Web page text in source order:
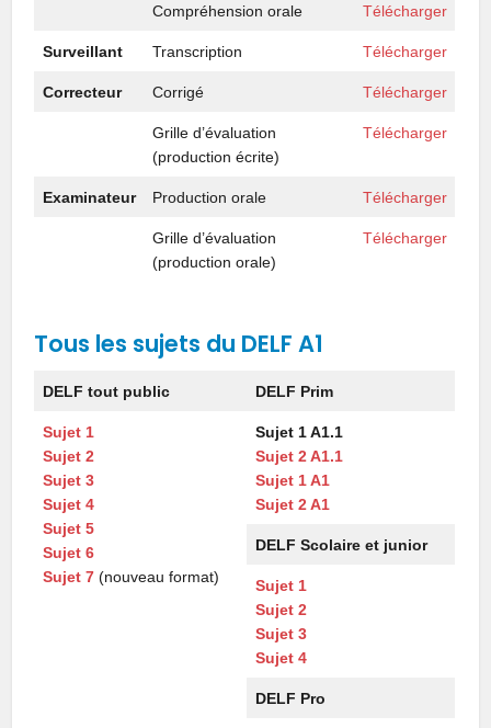
Compréhension orale Télécharger
Surveillant Transcription Télécharger
Correcteur Corrigé Télécharger
Grille d’évaluation
(production écrite)
Télécharger
Examinateur Production orale Télécharger
Grille d’évaluation
(production orale)
Télécharger
Tous les sujets du DELF A1
DELF tout public DELF Prim
Sujet 1
Sujet 2
Sujet 3
Sujet 4
Sujet 5
Sujet 6
Sujet 7 (nouveau format)
Sujet 1 A1.1
Sujet 2 A1.1
Sujet 1 A1
Sujet 2 A1
DELF Scolaire et junior
Sujet 1
Sujet 2
Sujet 3
Sujet 4
DELF Pro